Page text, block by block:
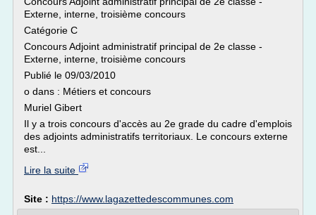
Externe, interne, troisième concours
Catégorie C
Concours Adjoint administratif principal de 2e classe -
Externe, interne, troisième concours
Publié le 09/03/2010
o dans : Métiers et concours
Muriel Gibert
Il y a trois concours d'accès au 2e grade du cadre d'emplois
des adjoints administratifs territoriaux. Le concours externe
est...
Lire la suite
Site : https://www.lagazettedescommunes.com